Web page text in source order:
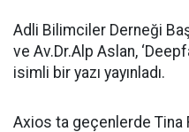
Adli Bilimciler Derneği
ve Av.Dr.Alp Aslan,
isimli bir yazı yayınladı.
Axios ta geçenlerde Tina